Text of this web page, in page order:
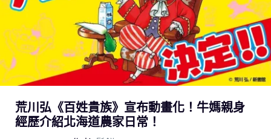
荒川弘《百姓貴族》宣布動畫化！牛媽親身
經歷介紹北海道農家日常！